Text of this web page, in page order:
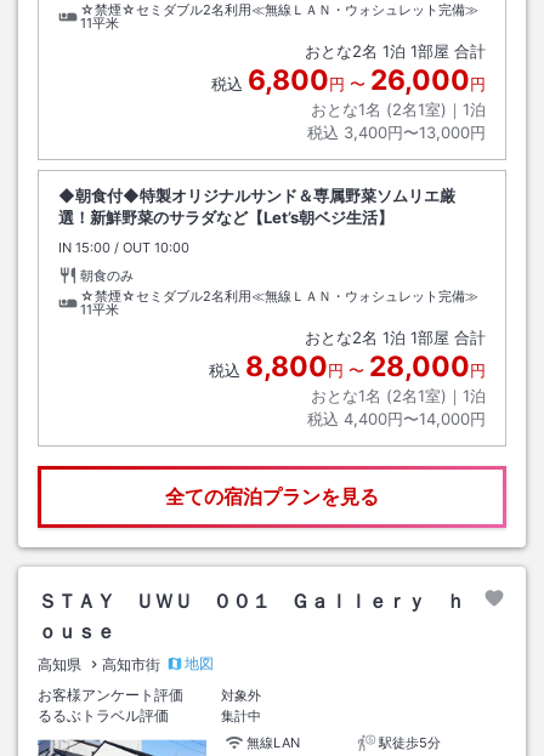
☆禁煙☆セミダブル2名利用≪無線ＬＡＮ・ウォシュレット完備≫
11平米
おとな2名 1泊 1部屋 合計
税込 6,800円 〜 26,000円
おとな1名 (2名1室)｜ 1泊
税込 3,400円〜13,000円
◆朝食付◆特製オリジナルサンド＆専属野菜ソムリエ厳
選！新鮮野菜のサラダなど【Let’s朝ベジ生活】
IN チェックイン
15:00 / OUT チェックアウト
10:00
朝食のみ
☆禁煙☆セミダブル2名利用≪無線ＬＡＮ・ウォシュレット完備≫
11平米
おとな2名 1泊 1部屋 合計
税込 8,800円 〜 28,000円
おとな1名 (2名1室)｜ 1泊
税込 4,400円〜14,000円
全ての宿泊プランを見る
ＳＴＡＹ ＵＷＵ ００１ Ｇａｌｌｅｒｙ ｈ
ｏｕｓｅ
高知県 高知市街
地図
お客様アンケート評価
対象外
るるぶトラベル評価
集計中
無線LAN
駅徒歩5分